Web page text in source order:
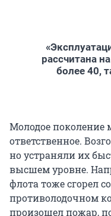
рассчитана
более 40,
Молодое поколение
ответственное.
но устраняли их
высшем уровне.
флота тоже сгорел
противолодочном
произошел пожар,